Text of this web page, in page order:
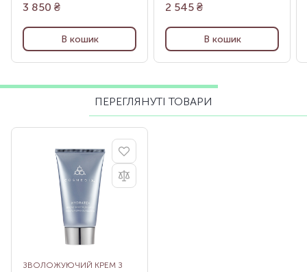
3 850 ₴
В кошик
2 545 ₴
В кошик
ПЕРЕГЛЯНУТІ ТОВАРИ
ЗВОЛОЖУЮЧИЙ КРЕМ З